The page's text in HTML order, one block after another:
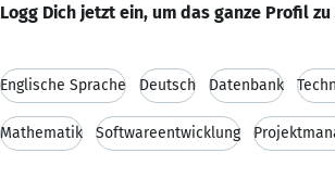
Logg Dich jetzt ein, um das ganze Profil zu
Englische Sprache Deutsch Datenbank
Mathematik Softwareentwicklung